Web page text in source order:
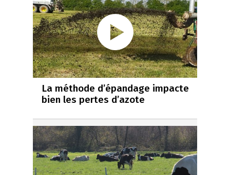
La méthode d’épandage impacte
bien les pertes d’azote